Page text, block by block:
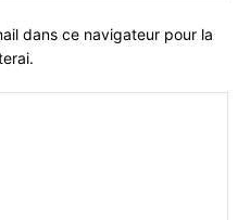
dans ce navigateur pour la